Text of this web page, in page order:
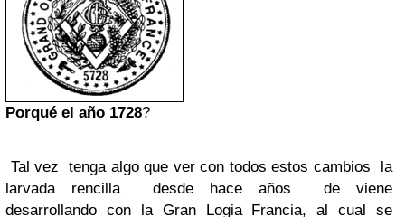
Porqué el año 1728?
Tal vez tenga algo que ver con todos estos cambios la
larvada rencilla desde hace años de viene
desarrollando con la Gran Logia Francia, al cual se